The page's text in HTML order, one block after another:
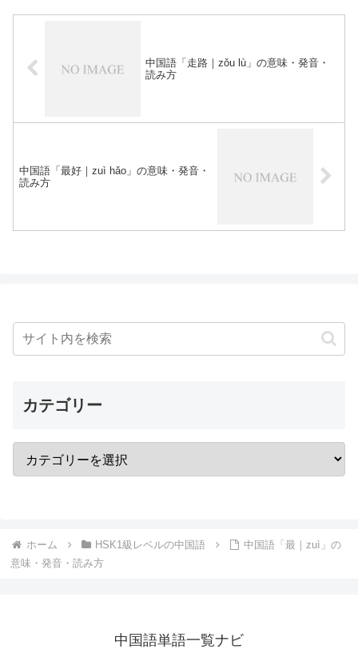
中国語「走路｜zǒu lù」の意味・発音・
読み方
中国語「最好｜zuì hǎo」の意味・発音・
読み方
カテゴリー
ホーム HSK1級レベルの中国語
中国語「最｜zuì」の
意味・発音・読み方
中国語単語一覧ナビ